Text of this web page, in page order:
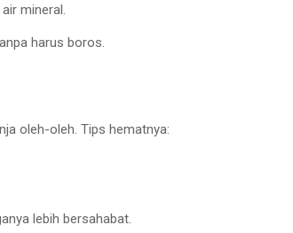
mineral.
harus boros.
oleh-oleh. Tips hematnya:
lebih bersahabat.